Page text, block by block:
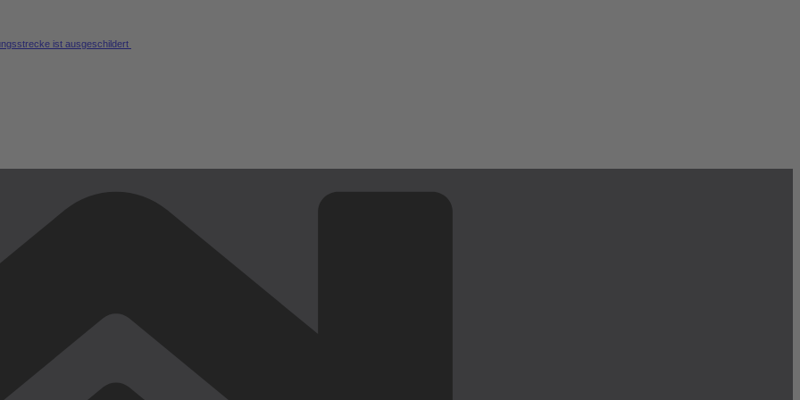
ist ausgeschildert